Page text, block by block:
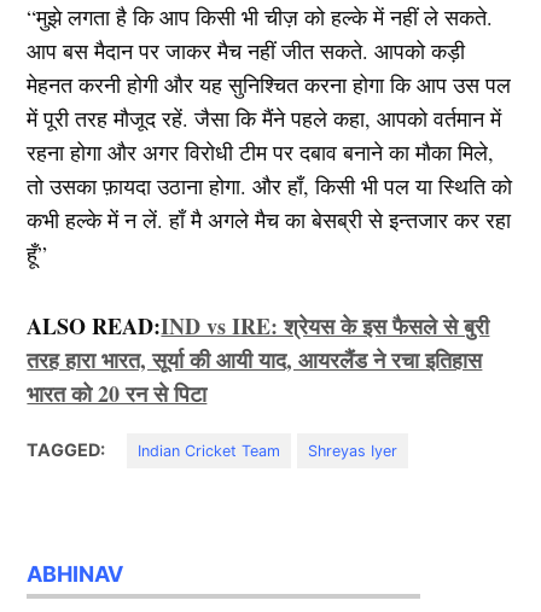
“मुझे लगता है कि आप किसी भी चीज़ को हल्के में नहीं ले सकते.
आप बस मैदान पर जाकर मैच नहीं जीत सकते. आपको कड़ी
मेहनत करनी होगी और यह सुनिश्चित करना होगा कि आप उस पल
में पूरी तरह मौजूद रहें. जैसा कि मैंने पहले कहा, आपको वर्तमान में
रहना होगा और अगर विरोधी टीम पर दबाव बनाने का मौका मिले,
तो उसका फ़ायदा उठाना होगा. और हाँ, किसी भी पल या स्थिति को
कभी हल्के में न लें. हाँ मै अगले मैच का बेसब्री से इन्तजार कर रहा
हूँ”
ALSO READ:IND vs IRE: श्रेयस के इस फैसले से बुरी
तरह हारा भारत, सूर्या की आयी याद, आयरलैंड ने रचा इतिहास
भारत को 20 रन से पिटा
TAGGED: Indian Cricket Team Shreyas Iyer
ABHINAV